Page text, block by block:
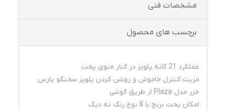
مشخصات فنی
برچسب های محصول
عملکرد 21 گانه پلوپز در کنار منوی پخت
مزیت کنترل خاموش و روشن کردن پلوپز سخنگو پارس
خزر مدل Plaza از طریق گوشی
امکان پخت برنج با 8 نوع رنگ ته دیگ